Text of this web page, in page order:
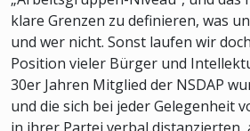
klare Grenzen zu definieren, was
und wer nicht. Sonst laufen wir
Position vieler Bürger und
30er Jahren Mitglied der NSDAP
und die sich bei jeder Gelegenheit